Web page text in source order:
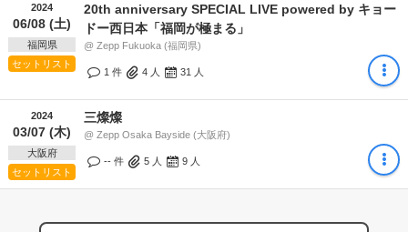
2024
06/08 (土)
福岡県
セットリスト
20th anniversary SPECIAL LIVE powered by キョー
ドー西日本「福岡が極まる」
@ Zepp Fukuoka (福岡県)
1 件 4 人 31 人
2024
03/07 (木)
大阪府
セットリスト
三燦燦
@ Zepp Osaka Bayside (大阪府)
-- 件 5 人 9 人